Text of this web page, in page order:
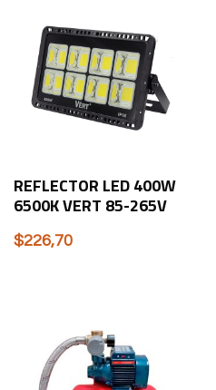
REFLECTOR LED 400W
6500K VERT 85-265V
$226,70